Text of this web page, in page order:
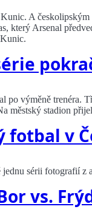
A
který Arsenal
po výměně trenéra.
městský stadion
fotbal v
sérii fotografií z
vs.